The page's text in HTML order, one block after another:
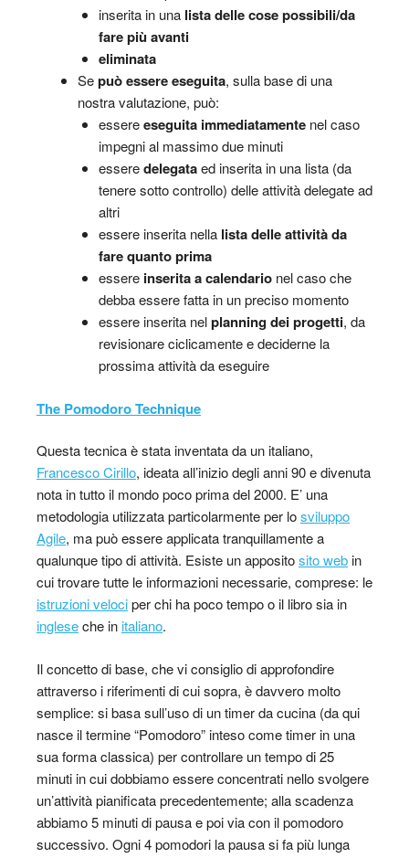
inserita in una lista delle cose possibili/da
fare più avanti
eliminata
Sepuò essere eseguita, sulla base di una
nostra valutazione, può:
essereeseguita immediatamentenel caso
impegni al massimo due minuti
esseredelegataed inserita in una lista (da
tenere sotto controllo) delle attività delegate ad
altri
essere inserita nella lista delle attività da
fare quanto prima
essere inserita a calendarionel caso che
debba essere fatta in un preciso momento
essere inserita nelplanning dei progetti, da
revisionare ciclicamente e deciderne la
prossima attività da eseguire
The Pomodoro Technique
Questa tecnica è stata inventata da un italiano,
Francesco Cirillo, ideata all’inizio degli anni 90 e divenuta
nota in tutto il mondo poco prima del 2000. E’ una
metodologia utilizzata particolarmente per losviluppo
Agile, ma può essere applicata tranquillamente a
qualunque tipo di attività. Esiste un appositosito webin
cui trovare tutte le informazioni necessarie, comprese: le
istruzioni velociper chi ha poco tempo o il libro sia in
ingleseche in italiano.
Il concetto di base, che vi consiglio di approfondire
attraverso i riferimenti di cui sopra, è davvero molto
semplice: si basa sull’uso di un timer da cucina (da qui
nasce il termine “Pomodoro” inteso come timer in una
sua forma classica) per controllare un tempo di 25
minuti in cui dobbiamo essere concentrati nello svolgere
un’attività pianificata precedentemente; alla scadenza
abbiamo 5 minuti di pausa e poi via con il pomodoro
successivo. Ogni 4 pomodori la pausa si fa più lunga